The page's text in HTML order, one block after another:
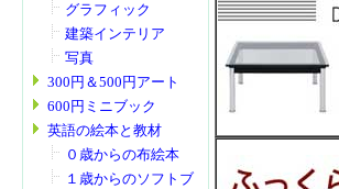
グラフィック
建築インテリア
写真
300円＆500円アート
600円ミニブック
英語の絵本と教材
０歳からの布絵本
１歳からのソフトブ